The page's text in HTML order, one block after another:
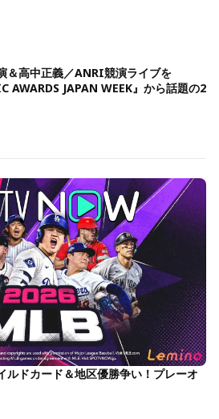
＆高中正義／ANRI競演ライブを
AWARDS JAPAN WEEK』から話題の2
ルドカード＆地区優勝争い！プレーオ